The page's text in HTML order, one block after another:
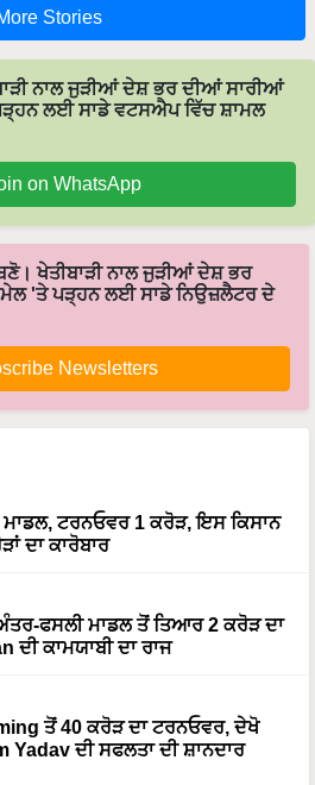
Stories
ਨਾਲ ਜੁੜੀਆਂ ਦੇਸ਼ ਭਰ ਦੀਆਂ ਸਾਰੀਆਂ
ਲਈ ਸਾਡੇ ਵਟਸਐਪ ਵਿੱਚ ਸ਼ਾਮਲ
on WhatsApp
ਖੇਤੀਬਾੜੀ ਨਾਲ ਜੁੜੀਆਂ ਦੇਸ਼ ਭਰ
ਮੇਲ 'ਤੇ ਪੜ੍ਹਨ ਲਈ ਸਾਡੇ ਨਿਉਜ਼ਲੈਟਰ ਦੇ
Newsletters
ਟਰਨਓਵਰ 1 ਕਰੋੜ, ਇਸ ਕਿਸਾਨ
ਦਾ ਕਾਰੋਬਾਰ
ਫਸਲੀ ਮਾਡਲ ਤੋਂ ਤਿਆਰ 2 ਕਰੋੜ ਦਾ
ਦੀ ਕਾਮਯਾਬੀ ਦਾ ਰਾਜ
ਤੋਂ 40 ਕਰੋੜ ਦਾ ਟਰਨਓਵਰ, ਦੇਖੋ
Yadav ਦੀ ਸਫਲਤਾ ਦੀ ਸ਼ਾਨਦਾਰ